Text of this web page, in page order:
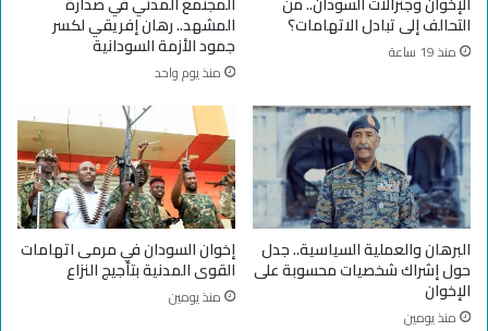
ي
ن
ظ
ا
ح
م
ل
ة
ل
ل
ت
ب
ل
ا
ت
ا
ق
م
ع
ق
و
ا
ت
ا
ل
التحالف إلى تبادل الاتهامات؟
منذ 19 ساعة
المشهد.. رهان إفريقي لكسر
جمود الأزمة السودانية
منذ يوم واحد
البرهان والعملية السياسية.. جدل
حول إشراك شخصيات محسوبة على
الإخوان
منذ يومين
إخوان السودان في مرمى اتهامات
القوى المدنية بتأجيج النزاع
منذ يومين